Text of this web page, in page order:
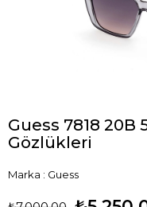
Guess 7818 20B
Gözlükleri
Marka : Guess